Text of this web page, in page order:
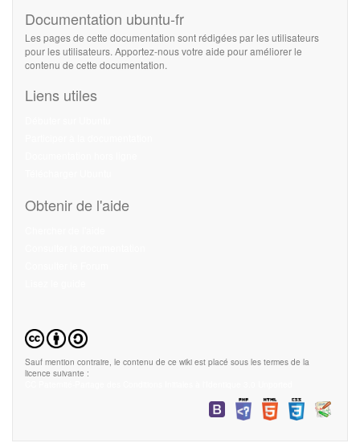
Documentation ubuntu-fr
Les pages de cette documentation sont rédigées par les utilisateurs
pour les utilisateurs. Apportez-nous votre aide pour améliorer le
contenu de cette documentation.
Liens utiles
Obtenir de l'aide
Sauf mention contraire, le contenu de ce wiki est placé sous les termes de la
licence suivante :